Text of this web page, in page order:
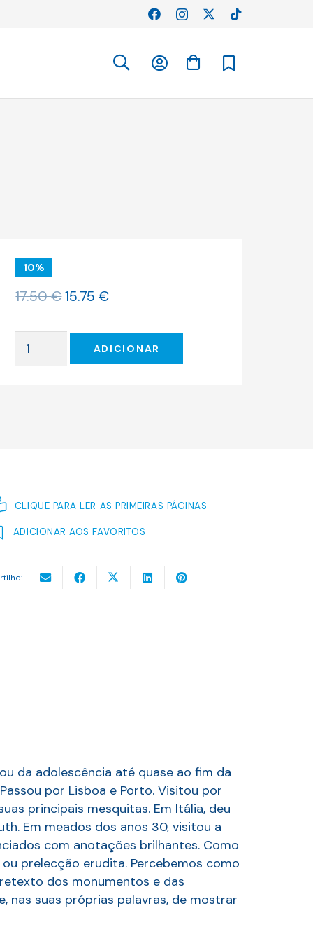
10%
17.50€O
era:
17.50 €.
15.75€O
é:
15.75 €.
de
ADICIONAR
CLIQUE PARA LER AS PRIMEIRAS PÁGINAS
ADICIONAR AOS FAVORITOS
da adolescência até quase ao fim da
por Lisboa e Porto. Visitou por
principais mesquitas. Em Itália, deu
Em meados dos anos 30, visitou a
com anotações brilhantes. Como
prelecção erudita. Percebemos como
dos monumentos e das
nas suas próprias palavras, de mostrar